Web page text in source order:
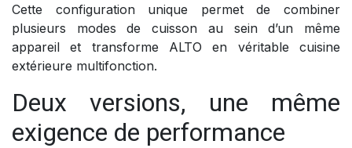
Cette configuration unique permet de combiner
plusieurs modes de cuisson au sein d’un même
appareil et transforme ALTO en véritable cuisine
extérieure multifonction.
Deux versions, une même
exigence de performance